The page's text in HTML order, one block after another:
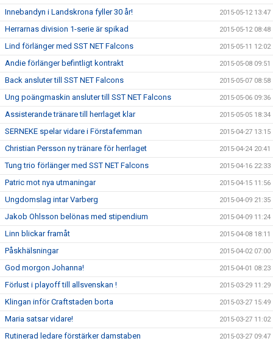
Innebandyn i Landskrona fyller 30 år! 2015-05-12 13:47
Herrarnas division 1-serie är spikad 2015-05-12 08:48
Lind förlänger med SST NET Falcons 2015-05-11 12:02
Andie förlänger befintligt kontrakt 2015-05-08 09:51
Back ansluter till SST NET Falcons 2015-05-07 08:58
Ung poängmaskin ansluter till SST NET Falcons 2015-05-06 09:36
Assisterande tränare till herrlaget klar 2015-05-05 18:34
SERNEKE spelar vidare i Förstafemman 2015-04-27 13:15
Christian Persson ny tränare för herrlaget 2015-04-24 20:41
Tung trio förlänger med SST NET Falcons 2015-04-16 22:33
Patric mot nya utmaningar 2015-04-15 11:56
Ungdomslag intar Varberg 2015-04-09 21:35
Jakob Ohlsson belönas med stipendium 2015-04-09 11:24
Linn blickar framåt 2015-04-08 18:11
Påskhälsningar 2015-04-02 07:00
God morgon Johanna! 2015-04-01 08:23
Förlust i playoff till allsvenskan ! 2015-03-29 11:29
Klingan inför Craftstaden borta 2015-03-27 15:49
Maria satsar vidare! 2015-03-27 11:02
Rutinerad ledare förstärker damstaben 2015-03-27 09:47